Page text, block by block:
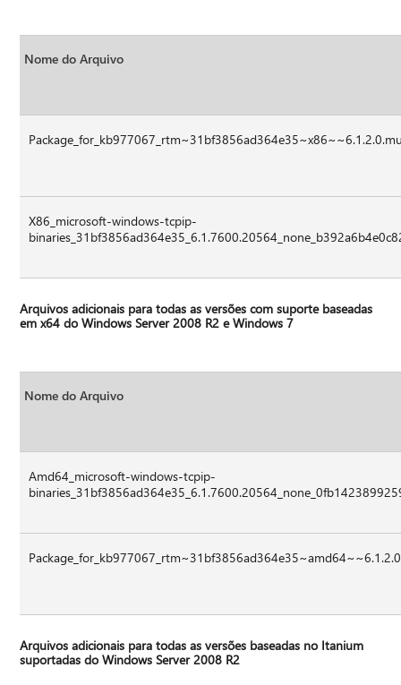
Nome do Arquivo
X86_microsoft-windows-tcpip-
Arquivos adicionais para todas as versões com suporte baseadas
em x64 do Windows Server 2008 R2 e Windows 7
Nome do Arquivo
Amd64_microsoft-windows-tcpip-
Arquivos adicionais para todas as versões baseadas no Itanium
suportadas do Windows Server 2008 R2